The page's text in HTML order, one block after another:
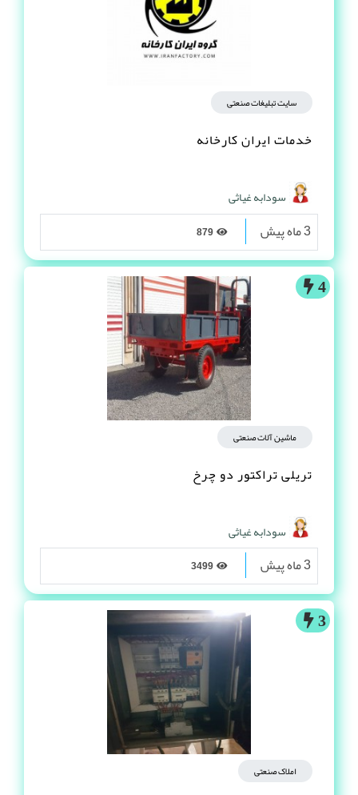
سایت تبلیغات صنعتی
خدمات ایران کارخانه
سودابه غیاثی
3 ماه پیش
4
ماشین آلات صنعتی
تریلی تراکتور دو چرخ
سودابه غیاثی
3 ماه پیش
3
املاک صنعتی